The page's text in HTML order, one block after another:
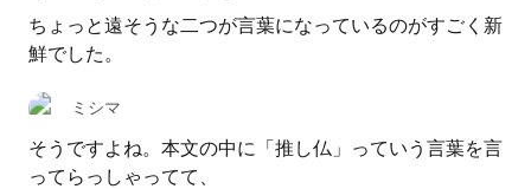
ちょっと遠そうな二つが言葉になっているのがすごく新
鮮でした。
ミシマ
そうですよね。本文の中に「推し仏」っていう言葉を言
ってらっしゃってて、